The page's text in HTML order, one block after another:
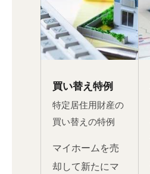
買い替え特例
特定居住用財産の
買い替えの特例
マイホームを売
却して新たにマ